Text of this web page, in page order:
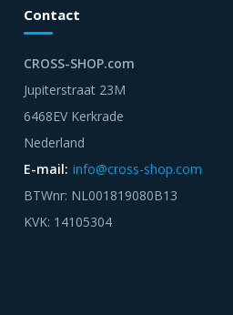
Contact
CROSS-SHOP.com
Jupiterstraat 23M
6468EV Kerkrade
Nederland
E-mail: info@cross-shop.com
BTWnr: NL001819080B13
KVK: 14105304